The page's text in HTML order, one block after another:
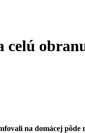
celú
na domácej pôde